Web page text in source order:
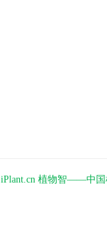
iPlant.cn 植物智——中国